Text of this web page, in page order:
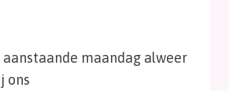
maandag alweer
ons